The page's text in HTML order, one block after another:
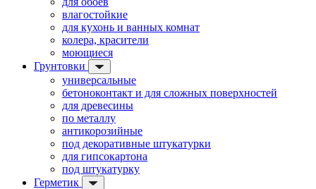
влагостойкие
для кухонь и ванных комнат
колера, красители
моющиеся
Грунтовки
универсальные
бетоноконтакт и для сложных поверхностей
для древесины
по металлу
антикорозийные
под декоративные штукатурки
для гипсокартона
под штукатурку
Герметик